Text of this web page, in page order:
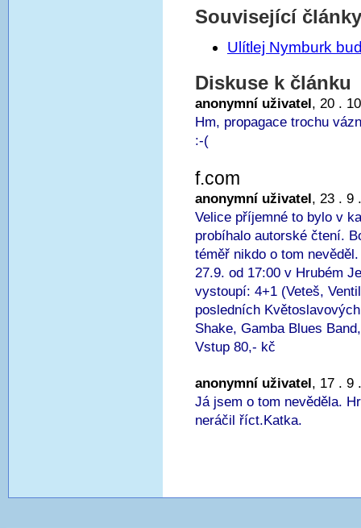
Související články
Ulítlej Nymburk
Diskuse k článku
anonymní uživatel, 20 .
Hm, propagace trochu
:-(
f.com
anonymní uživatel, 23 . 9
Velice příjemné to bylo v
probíhalo autorské čtení.
téměř nikdo o tom
27.9. od 17:00 v Hrubém
vystoupí: 4+1 (Veteš,
posledních
Shake, Gamba Blues
Vstup 80,- kč
anonymní uživatel, 17 . 9
Já jsem o tom nevěděla.
neráčil říct.Katka.